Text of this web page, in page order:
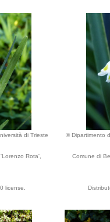
di Trieste
Rota',
license.
© Dipartimento
Comune di